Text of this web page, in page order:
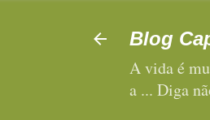
Blog
A vida é
a ... Diga